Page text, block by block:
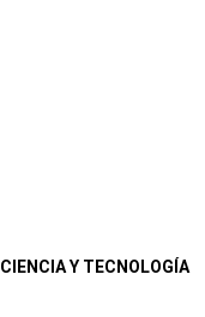
CIENCIA Y TECNOLOGÍA